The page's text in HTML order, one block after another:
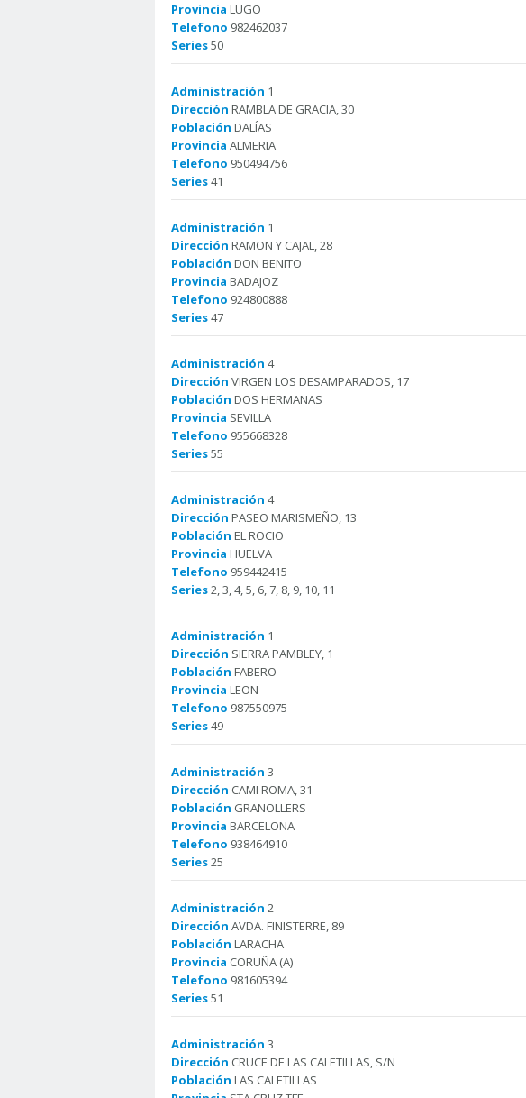
Provincia LUGO
Telefono 982462037
Series50
Administración 1
Dirección RAMBLA DE GRACIA, 30
Población DALÍAS
Provincia ALMERIA
Telefono 950494756
Series41
Administración 1
Dirección RAMON Y CAJAL, 28
Población DON BENITO
Provincia BADAJOZ
Telefono 924800888
Series47
Administración 4
Dirección VIRGEN LOS DESAMPARADOS, 17
Población DOS HERMANAS
Provincia SEVILLA
Telefono 955668328
Series55
Administración 4
Dirección PASEO MARISMEÑO, 13
Población EL ROCIO
Provincia HUELVA
Telefono 959442415
Series2, 3, 4, 5, 6, 7, 8, 9, 10, 11
Administración 1
Dirección SIERRA PAMBLEY, 1
Población FABERO
Provincia LEON
Telefono 987550975
Series49
Administración 3
Dirección CAMI ROMA, 31
Población GRANOLLERS
Provincia BARCELONA
Telefono 938464910
Series25
Administración 2
Dirección AVDA. FINISTERRE, 89
Población LARACHA
Provincia CORUÑA (A)
Telefono 981605394
Series51
Administración 3
Dirección CRUCE DE LAS CALETILLAS, S/N
Población LAS CALETILLAS